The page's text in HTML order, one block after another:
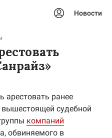
Новости
арестовать ранее
судебной
компаний
обвиняемого в